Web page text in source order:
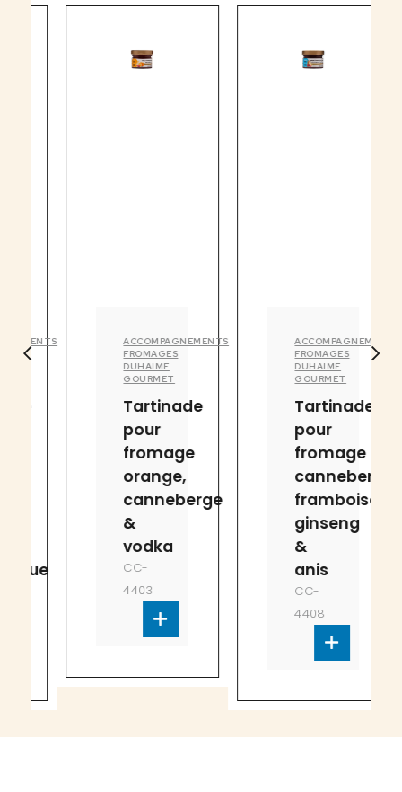
ACCOMPAGNEMENTS
FROMAGES
DUHAIME
GOURMET
Tartinade
pour
fromage
orange,
canneberge
vodka
CC-
4403
ACCOMPAGNEMENTS
FROMAGES
DUHAIME
GOURMET
Tartinade
pour
fromage
canneberge,
framboise,
ginseng
anis
CC-
4408